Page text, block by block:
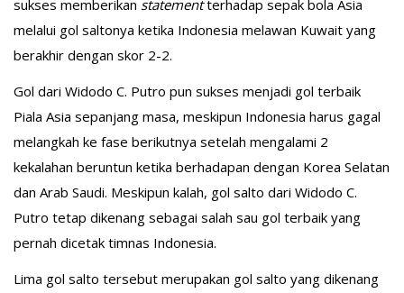
sukses memberikan statementterhadap sepak bola Asia
melalui gol saltonya ketika Indonesia melawan Kuwait yang
berakhir dengan skor 2-2.
Gol dari Widodo C. Putro pun sukses menjadi gol terbaik
Piala Asia sepanjang masa, meskipun Indonesia harus gagal
melangkah ke fase berikutnya setelah mengalami 2
kekalahan beruntun ketika berhadapan dengan Korea Selatan
dan Arab Saudi. Meskipun kalah, gol salto dari Widodo C.
Putro tetap dikenang sebagai salah sau gol terbaik yang
pernah dicetak timnas Indonesia.
Lima gol salto tersebut merupakan gol salto yang dikenang